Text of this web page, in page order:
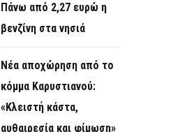
Πάνω από 2,27 ευρώ η
βενζίνη στα νησιά
Νέα αποχώρηση από το
κόμμα Καρυστιανού:
«Κλειστή κάστα,
αυθαιρεσία και φίμωση»